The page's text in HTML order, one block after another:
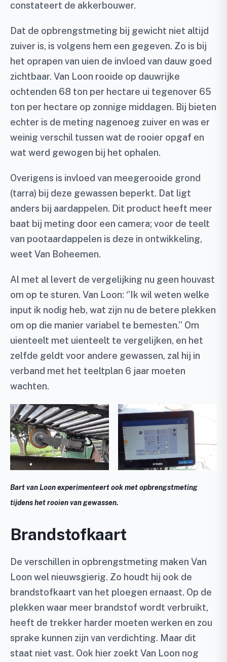
constateert de akkerbouwer.
Dat de opbrengstmeting bij gewicht niet altijd
zuiver is, is volgens hem een gegeven. Zo is bij
het oprapen van uien de invloed van dauw goed
zichtbaar. Van Loon rooide op dauwrijke
ochtenden 68 ton per hectare ui tegenover 65
ton per hectare op zonnige middagen. Bij bieten
echter is de meting nagenoeg zuiver en was er
weinig verschil tussen wat de rooier opgaf en
wat werd gewogen bij het ophalen.
Overigens is invloed van meegerooide grond
(tarra) bij deze gewassen beperkt. Dat ligt
anders bij aardappelen. Dit product heeft meer
baat bij meting door een camera; voor de teelt
van pootaardappelen is deze in ontwikkeling,
weet Van Boheemen.
Al met al levert de vergelijking nu geen houvast
om op te sturen. Van Loon: ‘’Ik wil weten welke
input ik nodig heb, wat zijn nu de betere plekken
om op die manier variabel te bemesten.’’ Om
uienteelt met uienteelt te vergelijken, en het
zelfde geldt voor andere gewassen, zal hij in
verband met het teeltplan 6 jaar moeten
wachten.
Bart van Loon experimenteert ook met opbrengstmeting
tijdens het rooien van gewassen.
Brandstofkaart
De verschillen in opbrengstmeting maken Van
Loon wel nieuwsgierig. Zo houdt hij ook de
brandstofkaart van het ploegen ernaast. Op de
plekken waar meer brandstof wordt verbruikt,
heeft de trekker harder moeten werken en zou
sprake kunnen zijn van verdichting. Maar dit
staat niet vast. Ook hier zoekt Van Loon nog